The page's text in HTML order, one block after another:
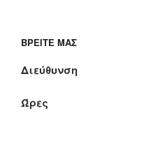
ΒΡΕΊΤΕ ΜΑΣ
Διεύθυνση
Ώρες